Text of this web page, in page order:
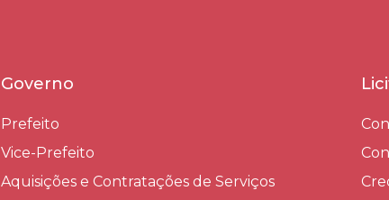
Governo
Prefeito
Vice-Prefeito
Aquisições e Contratações de Serviços​